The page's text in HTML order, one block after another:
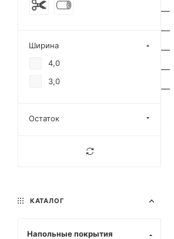
Ширина
4,0
3,0
Остаток
КАТАЛОГ
Напольные покрытия